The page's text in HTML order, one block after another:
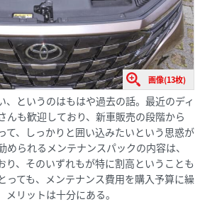
画像(13枚)
、というのはもはや過去の話。最近のディ
んも歓迎しており、新車販売の段階から
て、しっかりと囲い込みたいという思惑が
られるメンテナンスパックの内容は、
り、そのいずれもが特に割高ということも
っても、メンテナンス費用を購入予算に繰
リットは十分にある。